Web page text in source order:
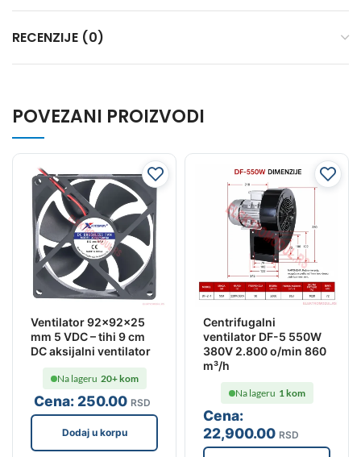
RECENZIJE (0)
POVEZANI PROIZVODI
Ventilator 92x92x25
mm 5 VDC – tihi 9 cm
DC aksijalni ventilator
Cena: 250.00 RSD
Na lageru 20+ kom
Dodaj u korpu
Centrifugalni
ventilator DF-5 550W
380V 2.800 o/min 860
m³/h
Cena:
22,900.00 RSD
Na lageru 1 kom